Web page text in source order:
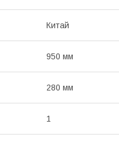
Китай
950 мм
280 мм
1